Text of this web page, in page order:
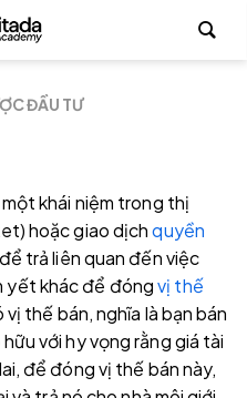
ĐẦU TƯ
khái niệm trong thị
hoặc giao dịchquyền
trả liên quan đến việc
yết khác để đóngvị thế
thế bán, nghĩa là bạn bán
với hy vọng rằng giá tài
để đóng vị thế bán này,